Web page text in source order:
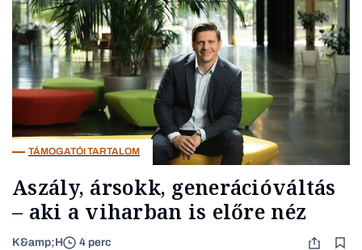
TÁMOGATÓI TARTALOM
Aszály, ársokk, generációváltás
– aki a viharban is előre néz
K&amp;H 4 perc